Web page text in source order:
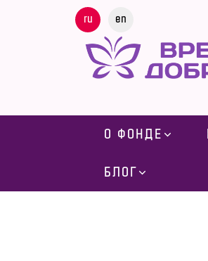
ru en
О ФОНДЕ
БЛОГ